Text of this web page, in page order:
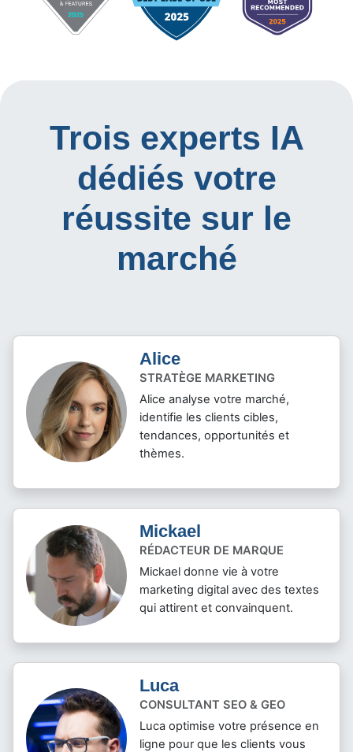
Trois experts IA
dédiés votre
réussite sur le
marché
Alice
STRATÈGE MARKETING
Alice analyse votre marché,
identifie les clients cibles,
tendances, opportunités et
thèmes.
Mickael
RÉDACTEUR DE MARQUE
Mickael donne vie à votre
marketing digital avec des textes
qui attirent et convainquent.
Luca
CONSULTANT SEO & GEO
Luca optimise votre présence en
ligne pour que les clients vous